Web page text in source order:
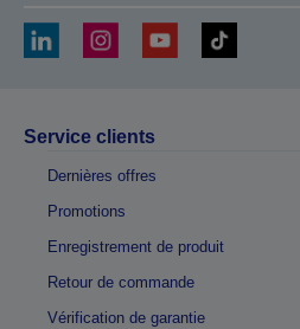
Service clients
Dernières offres
Promotions
Enregistrement de produit
Retour de commande
Vérification de garantie